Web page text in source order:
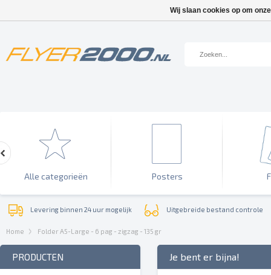
Alle categorieën Posters
Levering binnen 24 uur mogelijk Uitgebreide bestand controle
Home Folder A5-Large - 6 pag - zigzag - 135 gr
PRODUCTEN Je bent er bijna!
Wij slaan cookies op om